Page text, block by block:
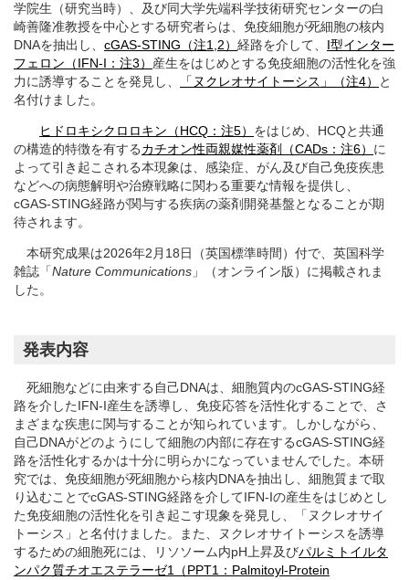
学院生（研究当時）、及び同大学先端科学技術研究センターの白
崎善隆准教授を中心とする研究者らは、免疫細胞が死細胞の核内
DNAを抽出し、 cGAS-STING（注1,2） 経路を介して、 I型インター
フェロン（IFN-I：注3） 産生をはじめとする免疫細胞の活性化を強
力に誘導することを発見し、
「ヌクレオサイトーシス」（注4）
と
名付けました。
ヒドロキシクロロキン（HCQ：注5） をはじめ、HCQと共通
の構造的特徴を有するカチオン性両親媒性薬剤（CADs：注6） に
よって引き起こされる本現象は、感染症、がん及び自己免疫疾患
などへの病態解明や治療戦略に関わる重要な情報を提供し、
cGAS-STING経路が関与する疾病の薬剤開発基盤となることが期
待されます。
本研究成果は2026年2月18日（英国標準時間）付で、英国科学
雑誌「Nature Communications 」（オンライン版）に掲載されま
した。
発表内容
死細胞などに由来する自己DNAは、細胞質内のcGAS-STING経
路を介したIFN-I産生を誘導し、免疫応答を活性化することで、さ
まざまな疾患に関与することが知られています。しかしながら、
自己DNAがどのようにして細胞の内部に存在するcGAS-STING経
路を活性化するかは十分に明らかになっていませんでした。本研
究では、免疫細胞が死細胞から核内DNAを抽出し、細胞質まで取
り込むことでcGAS-STING経路を介してIFN-Iの産生をはじめとし
た免疫細胞の活性化を引き起こす現象を発見し、「ヌクレオサイ
トーシス」と名付けました。また、ヌクレオサイトーシスを誘導
するための細胞死には、リソソーム内pH上昇及びパルミトイルタ
ンパク質チオエステラーゼ1（PPT1：Palmitoyl-Protein